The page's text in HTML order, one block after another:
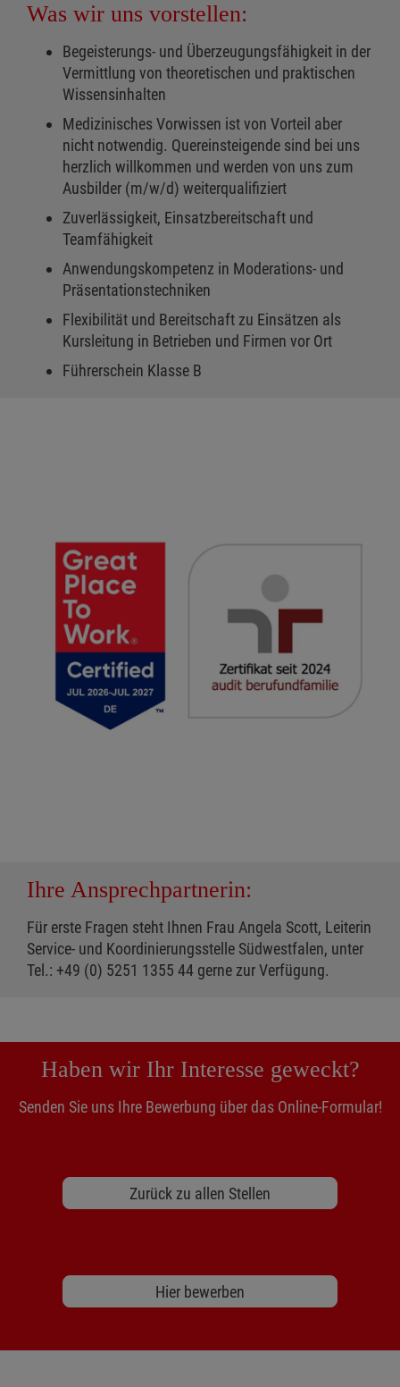
Was wir uns vorstellen:
Begeisterungs- und Überzeugungsfähigkeit in der
Vermittlung von theoretischen und praktischen
Wissensinhalten
Medizinisches Vorwissen ist von Vorteil aber
nicht notwendig. Quereinsteigende sind bei uns
herzlich willkommen und werden von uns zum
Ausbilder (m/w/d) weiterqualifiziert
Zuverlässigkeit, Einsatzbereitschaft und
Teamfähigkeit
Anwendungskompetenz in Moderations- und
Präsentationstechniken
Flexibilität und Bereitschaft zu Einsätzen als
Kursleitung in Betrieben und Firmen vor Ort
Führerschein Klasse B
Ihre Ansprechpartnerin:
Für erste Fragen steht Ihnen Frau Angela Scott, Leiterin
Service- und Koordinierungsstelle Südwestfalen, unter
Tel.: +49 (0) 5251 1355 44 gerne zur Verfügung.
Haben wir Ihr Interesse geweckt?
Senden Sie uns Ihre Bewerbung über das Online-Formular!
Zurück zu allen Stellen
Hier bewerben